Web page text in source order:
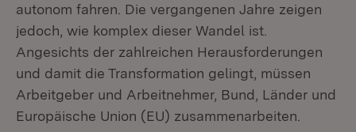
autonom fahren. Die vergangenen Jahre zeigen
jedoch, wie komplex dieser Wandel ist.
Angesichts der zahlreichen Herausforderungen
und damit die Transformation gelingt, müssen
Arbeitgeber und Arbeitnehmer, Bund, Länder und
Europäische Union (EU) zusammenarbeiten.